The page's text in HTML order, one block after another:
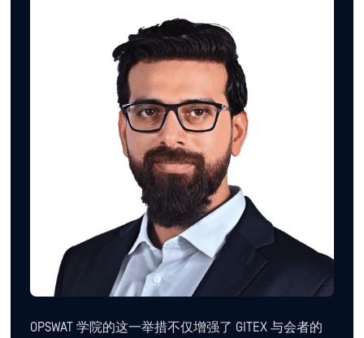
OPSWAT 学院的这一举措不仅增强了 GITEX 与会者的